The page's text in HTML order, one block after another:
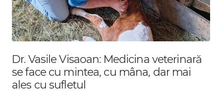
Dr. Vasile Visaoan: Medicina veterinară
se face cu mintea, cu mâna, dar mai
ales cu sufletul